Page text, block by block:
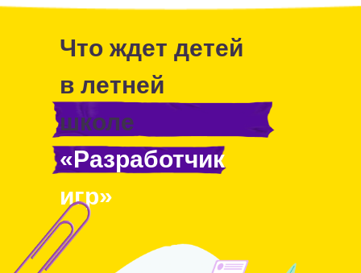
Что ждет детей
в летней
школе
«Разработчик
игр»